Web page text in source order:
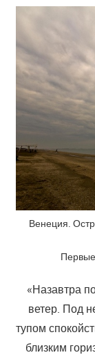
Венеция.
«Назавтра
ветер. Под
тупом
близким